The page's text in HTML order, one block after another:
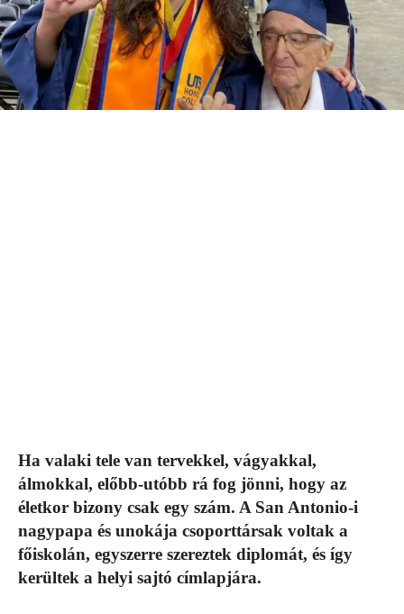
Ha valaki tele van tervekkel, vágyakkal,
álmokkal, előbb-utóbb rá fog jönni, hogy az
életkor bizony csak egy szám. A San Antonio-i
nagypapa és unokája csoporttársak voltak a
főiskolán, egyszerre szereztek diplomát, és így
kerültek a helyi sajtó címlapjára.